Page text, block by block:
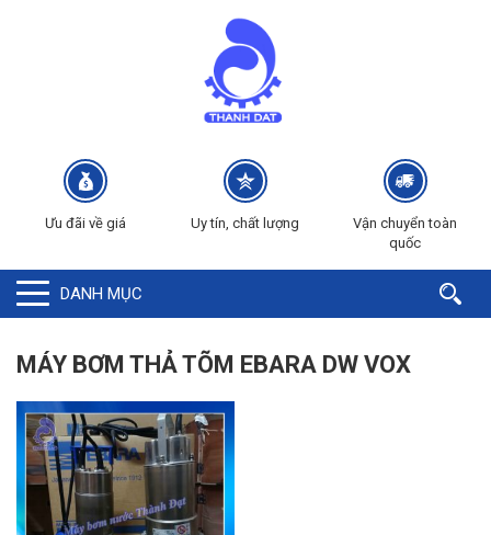
Ưu đãi về giá Uy tín, chất lượng
Vận chuyển toàn
quốc
DANH MỤC
MÁY BƠM THẢ TÕM EBARA DW VOX